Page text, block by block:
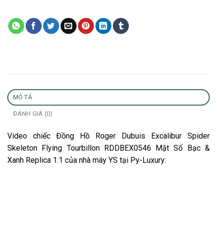
MÔ TẢ
ĐÁNH GIÁ (0)
Video chiếc Đồng Hồ Roger Dubuis Excalibur Spider
Skeleton Flying Tourbillon RDDBEX0546 Mặt Số Bạc &
Xanh Replica 1:1 của nhà máy YS tại Py-Luxury: